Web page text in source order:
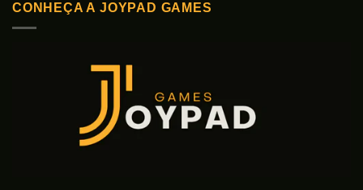
CONHEÇA A JOYPAD GAMES